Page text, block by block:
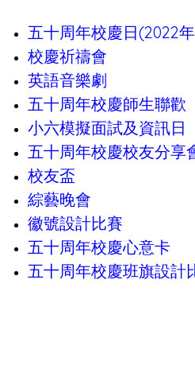
五十周年校慶日(2022
校慶祈禱會
英語音樂劇
五十周年校慶師生聯歡
小六模擬面試及資訊日
五十周年校慶校友分享
校友盃
綜藝晚會
徽號設計比賽
五十周年校慶心意卡
五十周年校慶班旗設計